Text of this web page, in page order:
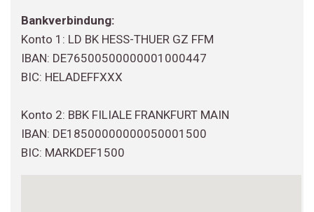
Bankverbindung:
Konto 1: LD BK HESS-THUER GZ FFM
IBAN: DE76500500000001000447
BIC: HELADEFFXXX
Konto 2: BBK FILIALE FRANKFURT MAIN
IBAN: DE18500000000050001500
BIC: MARKDEF1500